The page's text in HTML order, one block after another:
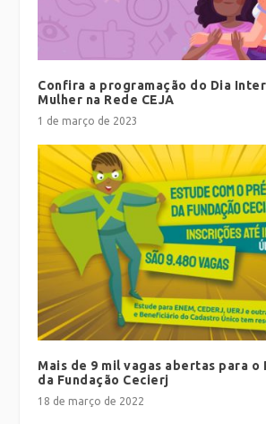
Confira a programação do Dia
Mulher na Rede CEJA
1 de março de 2023
Mais de 9 mil vagas abertas para
da Fundação Cecierj
18 de março de 2022